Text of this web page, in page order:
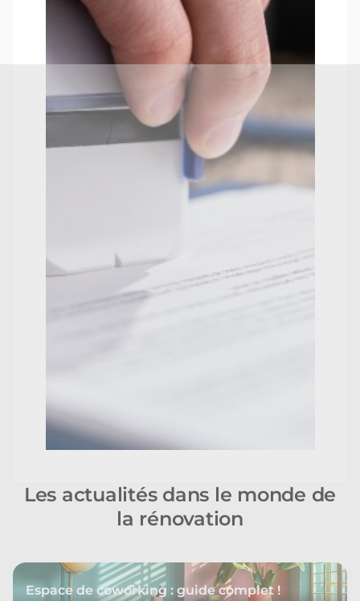
Les actualités dans le monde de
la rénovation
Espace de coworking : guide complet !